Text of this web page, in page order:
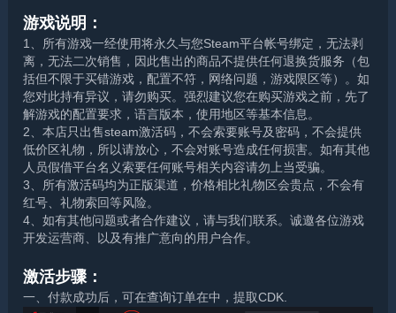
游戏说明：
1、所有游戏一经使用将永久与您Steam平台帐号绑定，无法剥
离，无法二次销售，因此售出的商品不提供任何退换货服务（包
括但不限于买错游戏，配置不符，网络问题，游戏限区等）。如
您对此持有异议，请勿购买。强烈建议您在购买游戏之前，先了
解游戏的配置要求，语言版本，使用地区等基本信息。
2、本店只出售steam激活码，不会索要账号及密码，不会提供
低价区礼物，所以请放心，不会对账号造成任何损害。如有其他
人员假借平台名义索要任何账号相关内容请勿上当受骗。
3、所有激活码均为正版渠道，价格相比礼物区会贵点，不会有
红号、礼物索回等风险。
4、如有其他问题或者合作建议，请与我们联系。诚邀各位游戏
开发运营商、以及有推广意向的用户合作。
激活步骤：
一、付款成功后，可在查询订单在中，提取CDK.